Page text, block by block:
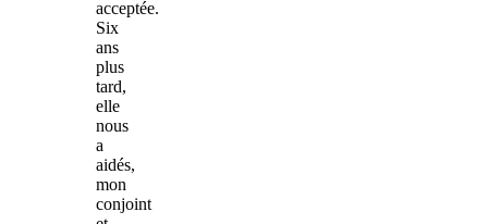
acceptée.
Six
ans
plus
tard,
elle
nous
a
aidés,
mon
conjoint